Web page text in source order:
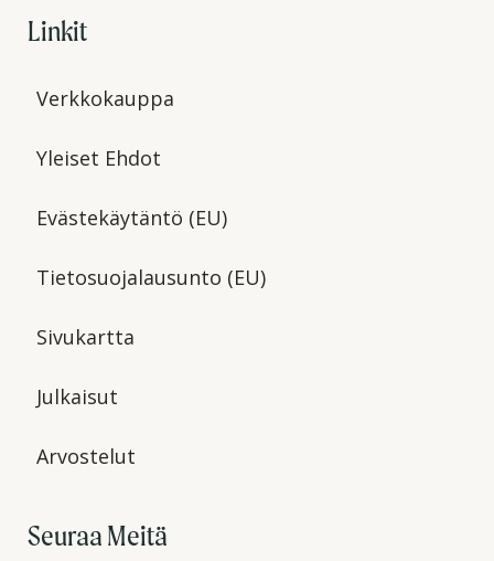
Linkit
Verkkokauppa
Yleiset Ehdot
Evästekäytäntö (EU)
Tietosuojalausunto (EU)
Sivukartta
Julkaisut
Arvostelut
Seuraa Meitä